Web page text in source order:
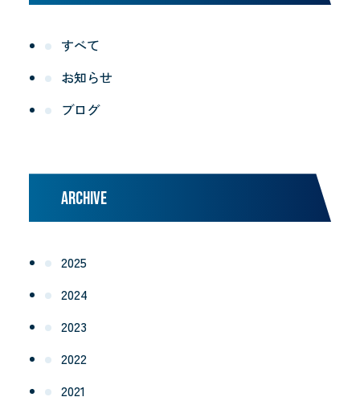
すべて
お知らせ
ブログ
ARCHIVE
2025
2024
2023
2022
2021